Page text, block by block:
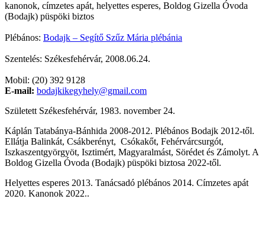
kanonok, címzetes apát, helyettes esperes, Boldog Gizella Óvoda
(Bodajk) püspöki biztos
Plébános: Bodajk – Segítő Szűz Mária plébánia
Szentelés: Székesfehérvár, 2008.06.24.
Mobil: (20) 392 9128
E-mail: bodajkikegyhely@gmail.com
Született Székesfehérvár, 1983. november 24.
Káplán Tatabánya-Bánhida 2008-2012. Plébános Bodajk 2012-től.
Ellátja Balinkát, Csákberényt, Csókakőt, Fehérvárcsurgót,
Iszkaszentgyörgyöt, Isztimért, Magyaralmást, Sörédet és Zámolyt. A
Boldog Gizella Óvoda (Bodajk) püspöki biztosa 2022-től.
Helyettes esperes 2013. Tanácsadó plébános 2014. Címzetes apát
2020. Kanonok 2022..